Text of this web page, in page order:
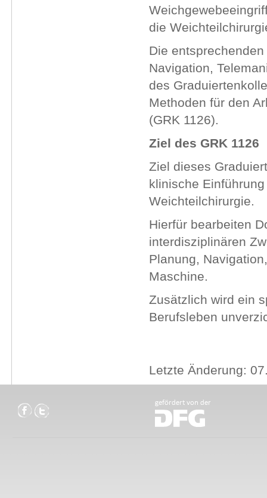
die
Die
Navigation,
des
Methoden für den
(GRK 1126).
Ziel des GRK 1126
Ziel dieses
klinische
Weichteilchirurgie.
Hierfür bearbeiten
interdisziplinären
Planung,
Maschine.
Zusätzlich wird ein
Berufsleben
Letzte Änderung: